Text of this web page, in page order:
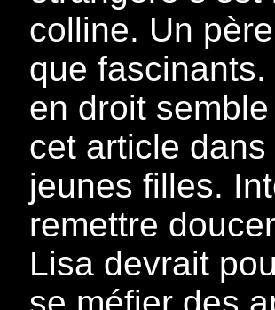
colline. Un
que
en droit
cet article
jeunes filles.
remettre
Lisa devrait